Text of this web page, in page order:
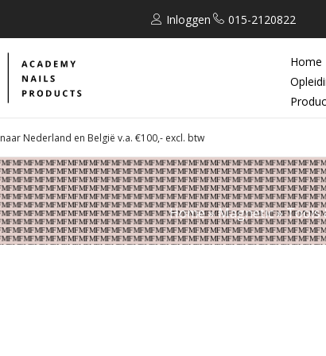
Inloggen 015-2120822
Home
Nederland en België v.a. €100,- excl. btw
Home»Magnetic»Tools